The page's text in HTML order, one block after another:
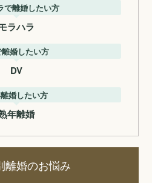
で離婚したい方
ラハラ
離婚したい方
DV
婚したい方
年離婚
離婚のお悩み